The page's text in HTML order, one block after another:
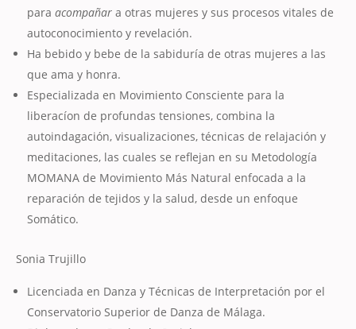
para acompañar a otras mujeres y sus procesos vitales de
autoconocimiento y revelación.
Ha bebido y bebe de la sabiduría de otras mujeres a las
que ama y honra.
Especializada en Movimiento Consciente para la
liberacíon de profundas tensiones, combina la
autoindagación, visualizaciones, técnicas de relajación y
meditaciones, las cuales se reflejan en su Metodología
MOMANA de Movimiento Más Natural enfocada a la
reparación de tejidos y la salud, desde un enfoque
Somático.
Sonia Trujillo
Licenciada en Danza y Técnicas de Interpretación por el
Conservatorio Superior de Danza de Málaga.